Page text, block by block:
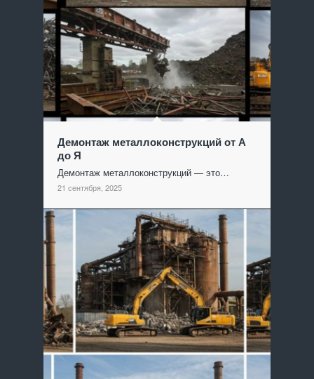
Демонтаж металлоконструкций от А
до Я
Демонтаж металлоконструкций — это…
21 сентября, 2025